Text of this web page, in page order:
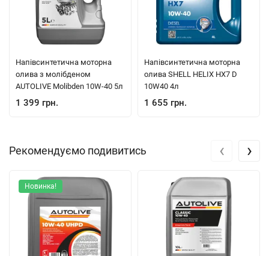
Напівсинтетична моторна
олива з молібденом
AUTOLIVE Molibden 10W-40 5л
1 399 грн.
Напівсинтетична моторна
олива SHELL HELIX HX7 D
10W40 4л
1 655 грн.
Рекомендуємо подивитись
Новинка!
‹ ›